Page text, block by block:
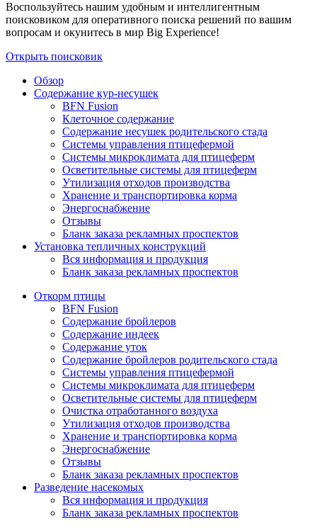
Воспользуйтесь нашим удобным и интеллигентным
поисковиком для оперативного поиска решений по вашим
вопросам и окунитесь в мир Big Experience!
Открыть поисковик
Обзор
Содержание кур-несушек
BFN Fusion
Клеточное содержание
Содержание несушек родительского стада
Системы управления птицефермой
Системы микроклимата для птицеферм
Осветительные системы для птицеферм
Утилизация отходов производства
Хранение и транспортировка корма
Энергоснабжение
Отзывы
Бланк заказа рекламных проспектов
Установка тепличных конструкций
Вся информация и продукция
Бланк заказа рекламных проспектов
Откорм птицы
BFN Fusion
Содержание бройлеров
Содержание индеек
Содержание уток
Содержание бройлеров родительского стада
Системы управления птицефермой
Системы микроклимата для птицеферм
Осветительные системы для птицеферм
Очистка отработанного воздуха
Утилизация отходов производства
Хранение и транспортировка корма
Энергоснабжение
Отзывы
Бланк заказа рекламных проспектов
Разведение насекомых
Вся информация и продукция
Бланк заказа рекламных проспектов